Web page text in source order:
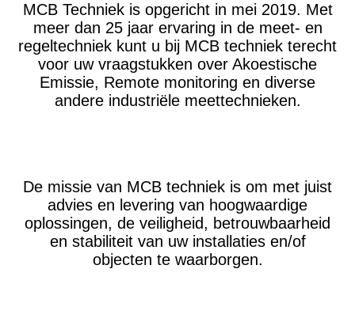
MCB Techniek is opgericht in mei 2019. Met
meer dan 25 jaar ervaring in de meet- en
regeltechniek kunt u bij MCB techniek terecht
voor uw vraagstukken over Akoestische
Emissie, Remote monitoring en diverse
andere industriële meettechnieken.
De missie van MCB techniek is om met juist
advies en levering van hoogwaardige
oplossingen, de veiligheid, betrouwbaarheid
en stabiliteit van uw installaties en/of
objecten te waarborgen.